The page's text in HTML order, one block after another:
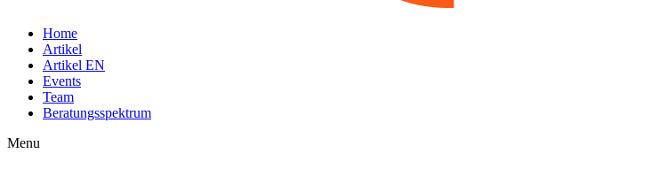
Home
Artikel
Artikel EN
Events
Team
Beratungsspektrum
Menu